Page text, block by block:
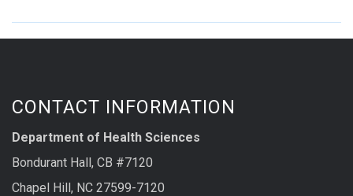
CONTACT INFORMATION
Department of Health Sciences
Bondurant Hall, CB #7120
Chapel Hill, NC 27599-7120